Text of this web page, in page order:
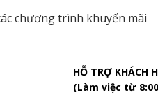
chương trình khuyến mãi
HỖ TRỢ KHÁCH
(Làm việc từ